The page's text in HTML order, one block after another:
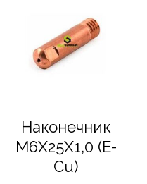
Наконечник
M6X25X1,0 (E-
Cu)